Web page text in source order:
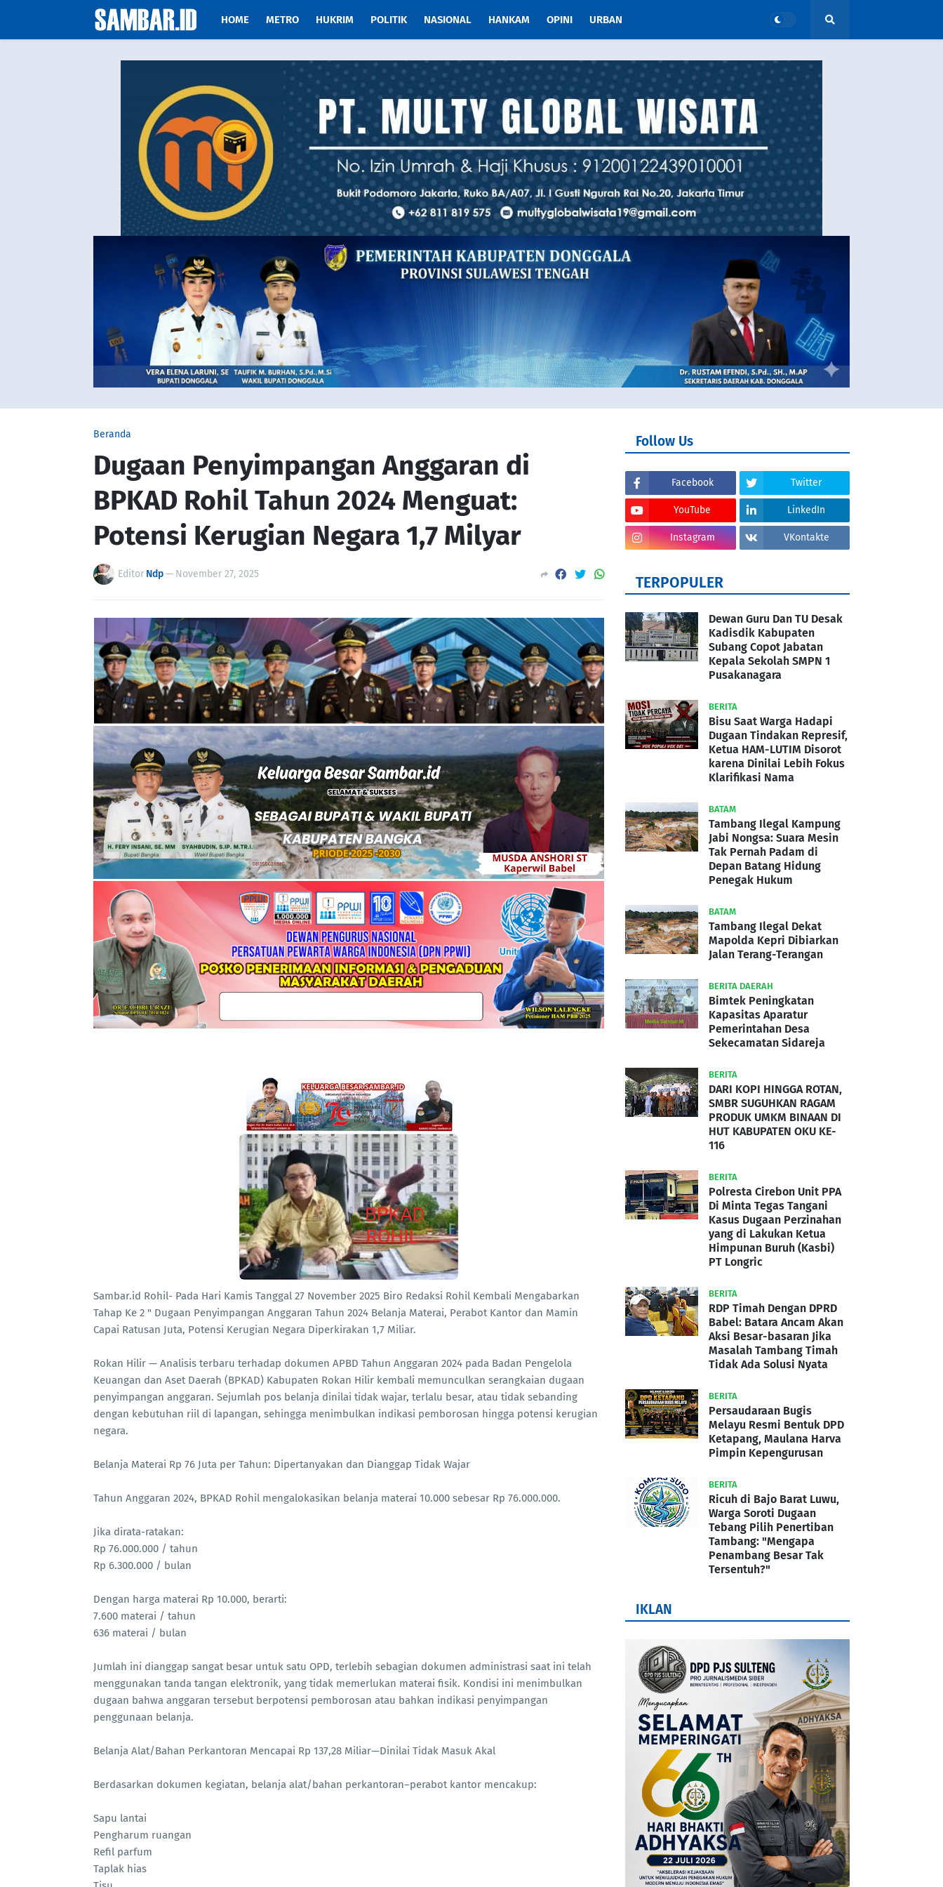
HOME METRO HUKRIM POLITIK NASIONAL HANKAM OPINI URBAN
Beranda
Dugaan Penyimpangan Anggaran di
BPKAD Rohil Tahun 2024 Menguat:
Potensi Kerugian Negara 1,7 Milyar
Editor Ndp— November 27, 2025
Sambar.id Rohil- Pada Hari Kamis Tanggal 27 November 2025 Biro Redaksi Rohil Kembali Mengabarkan
Tahap Ke 2 " Dugaan Penyimpangan Anggaran Tahun 2024 Belanja Materai, Perabot Kantor dan Mamin
Capai Ratusan Juta, Potensi Kerugian Negara Diperkirakan 1,7 Miliar.
Rokan Hilir — Analisis terbaru terhadap dokumen APBD Tahun Anggaran 2024 pada Badan Pengelola
Keuangan dan Aset Daerah (BPKAD) Kabupaten Rokan Hilir kembali memunculkan serangkaian dugaan
penyimpangan anggaran. Sejumlah pos belanja dinilai tidak wajar, terlalu besar, atau tidak sebanding
dengan kebutuhan riil di lapangan, sehingga menimbulkan indikasi pemborosan hingga potensi kerugian
negara.
Belanja Materai Rp 76 Juta per Tahun: Dipertanyakan dan Dianggap Tidak Wajar
Tahun Anggaran 2024, BPKAD Rohil mengalokasikan belanja materai 10.000 sebesar Rp 76.000.000.
Jika dirata-ratakan:
Rp 76.000.000 / tahun
Rp 6.300.000 / bulan
Dengan harga materai Rp 10.000, berarti:
7.600 materai / tahun
636 materai / bulan
Jumlah ini dianggap sangat besar untuk satu OPD, terlebih sebagian dokumen administrasi saat ini telah
menggunakan tanda tangan elektronik, yang tidak memerlukan materai fisik. Kondisi ini menimbulkan
dugaan bahwa anggaran tersebut berpotensi pemborosan atau bahkan indikasi penyimpangan
penggunaan belanja.
Belanja Alat/Bahan Perkantoran Mencapai Rp 137,28 Miliar—Dinilai Tidak Masuk Akal
Berdasarkan dokumen kegiatan, belanja alat/bahan perkantoran–perabot kantor mencakup:
Sapu lantai
Pengharum ruangan
Refil parfum
Taplak hias
Follow Us
Facebook Twitter
YouTube LinkedIn
Instagram VKontakte
TERPOPULER
Dewan Guru Dan TU Desak
Kadisdik Kabupaten
Subang Copot Jabatan
Kepala Sekolah SMPN 1
Pusakanagara
BERITA
Bisu Saat Warga Hadapi
Dugaan Tindakan Represif,
Ketua HAM-LUTIM Disorot
karena Dinilai Lebih Fokus
Klarifikasi Nama
BATAM
Tambang Ilegal Kampung
Jabi Nongsa: Suara Mesin
Tak Pernah Padam di
Depan Batang Hidung
Penegak Hukum
BATAM
Tambang Ilegal Dekat
Mapolda Kepri Dibiarkan
Jalan Terang-Terangan
BERITA DAERAH
Bimtek Peningkatan
Kapasitas Aparatur
Pemerintahan Desa
Sekecamatan Sidareja
BERITA
DARI KOPI HINGGA ROTAN,
SMBR SUGUHKAN RAGAM
PRODUK UMKM BINAAN DI
HUT KABUPATEN OKU KE-
116
BERITA
Polresta Cirebon Unit PPA
Di Minta Tegas Tangani
Kasus Dugaan Perzinahan
yang di Lakukan Ketua
Himpunan Buruh (Kasbi)
PT Longric
BERITA
RDP Timah Dengan DPRD
Babel: Batara Ancam Akan
Aksi Besar-basaran Jika
Masalah Tambang Timah
Tidak Ada Solusi Nyata
BERITA
Persaudaraan Bugis
Melayu Resmi Bentuk DPD
Ketapang, Maulana Harva
Pimpin Kepengurusan
BERITA
Ricuh di Bajo Barat Luwu,
Warga Soroti Dugaan
Tebang Pilih Penertiban
Tambang: "Mengapa
Penambang Besar Tak
Tersentuh?"
IKLAN